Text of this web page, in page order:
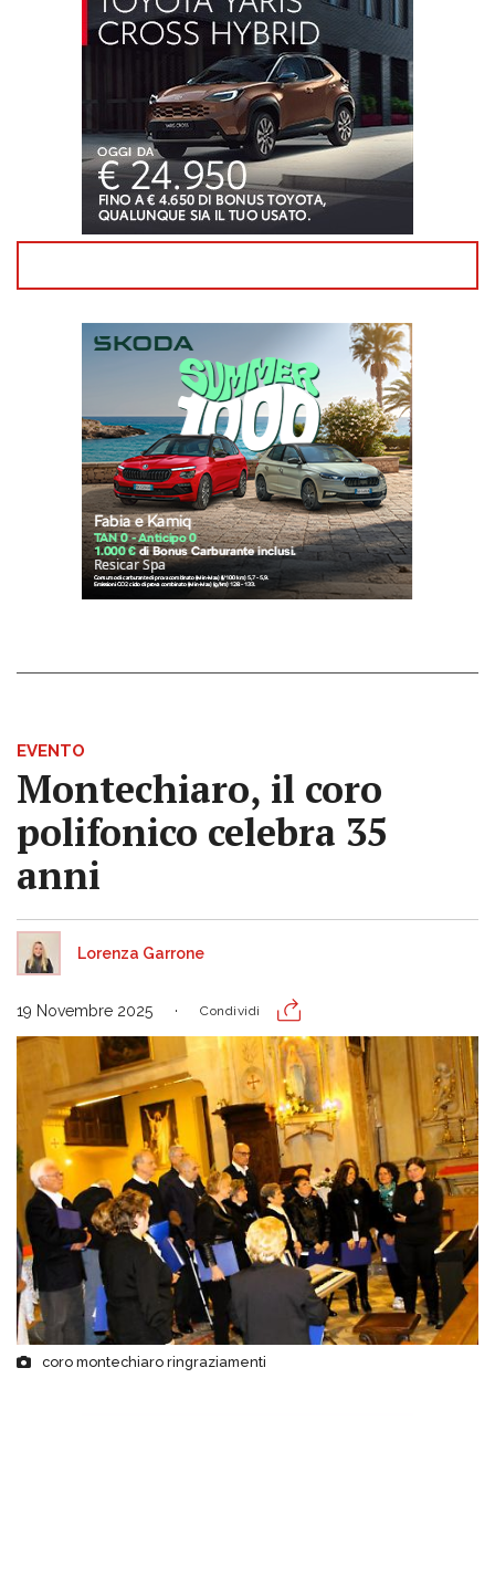
EVENTO
Montechiaro, il coro
polifonico celebra 35
anni
Lorenza Garrone
19 Novembre 2025 Condividi
coro montechiaro ringraziamenti